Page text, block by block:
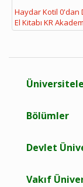
Haydar Kotil 0'dan
El Kitabı KR
Bölümler
Devlet
Vakıf